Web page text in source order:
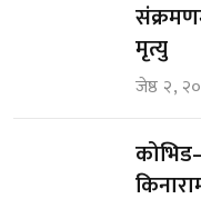
मृत्यु
जेष्ठ २,